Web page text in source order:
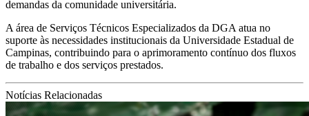
demandas da comunidade universitária.
A área de Serviços Técnicos Especializados da DGA atua no
suporte às necessidades institucionais da Universidade Estadual de
Campinas, contribuindo para o aprimoramento contínuo dos fluxos
de trabalho e dos serviços prestados.
Notícias Relacionadas